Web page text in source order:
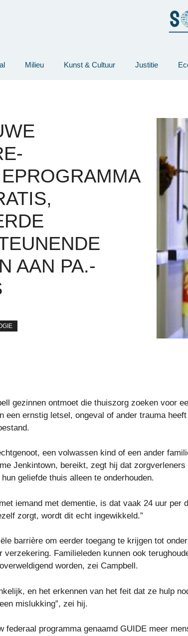
Milieu Kunst & Cultuur Justitie
AAN PA.-
gezinnen ontmoet die thuiszorg zoeken voor
een ernstig letsel, ongeval of ander trauma
een volwassen kind of een ander
Jenkintown, bereikt, zegt hij dat
geliefde thuis alleen te onderhouden.
iemand met dementie, is dat vaak 24 uur per
zorgt, wordt dit echt ingewikkeld.”
barrière om eerder toegang te krijgen tot
verzekering. Familieleden kunnen ook
worden, zei Campbell.
en het erkennen van het feit dat ze hulp
mislukking”, zei hij.
federaal programma genaamd GUIDE meer